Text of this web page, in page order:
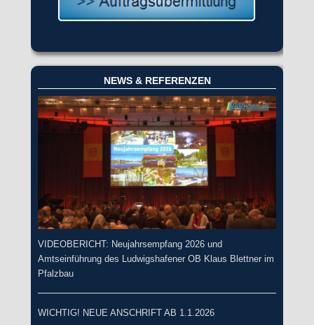
NEWS & REFERENZEN
VIDEOBERICHT: Neujahrsempfang 2026 und
Amtseinführung des Ludwigshafener OB Klaus Blettner im
Pfalzbau
WICHTIG! NEUE ANSCHRIFT AB 1.1.2026